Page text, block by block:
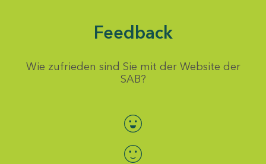
Feedback
Wie zufrieden sind Sie mit der Website der
SAB?
Bewertung auswählen